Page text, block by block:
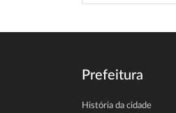
Prefeitura
História da cidade